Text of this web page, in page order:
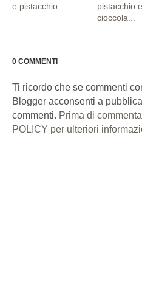
e pistacchio
pistacchio e
cioccola...
0 COMMENTI
Ti ricordo che se commenti
Blogger acconsenti a
commenti. Prima di
POLICY per ulteriori